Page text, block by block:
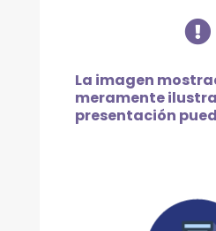

La imagen
meramente
presentación